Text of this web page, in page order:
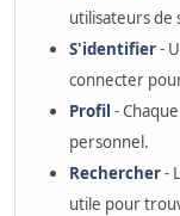
utilisateurs de
S'identifier-
connecter
Profil -
personnel.
Rechercher-
utile pour